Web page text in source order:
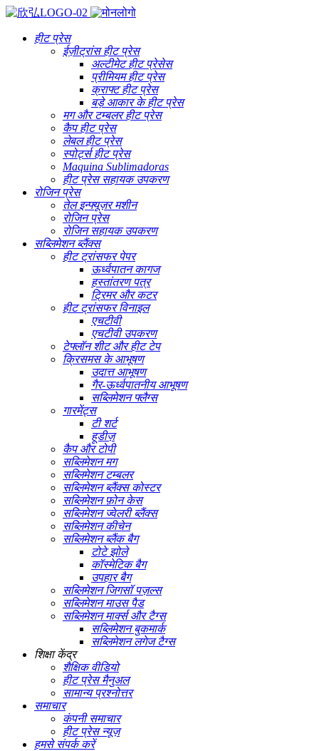
हीट प्रेस
ईज़ीट्रांस हीट प्रेस
अल्टीमेट हीट प्रेसेस
प्रीमियम हीट प्रेस
क्राफ्ट हीट प्रेस
बड़े आकार के हीट प्रेस
मग और टम्बलर हीट प्रेस
कैप हीट प्रेस
लेबल हीट प्रेस
स्पोर्ट्स हीट प्रेस
Maquina Sublimadoras
हीट प्रेस सहायक उपकरण
रोजिन प्रेस
तेल इन्फ्यूज़र मशीन
रोजिन प्रेस
रोजिन सहायक उपकरण
सब्लिमेशन ब्लैंक्स
हीट ट्रांसफर पेपर
ऊर्ध्वपातन कागज
हस्तांतरण पत्र
ट्रिमर और कटर
हीट ट्रांसफर विनाइल
एचटीवी
एचटीवी उपकरण
टेफ्लॉन शीट और हीट टेप
क्रिसमस के आभूषण
उदात्त आभूषण
गैर-ऊर्ध्वपातनीय आभूषण
सब्लिमेशन फ्लैग्स
गारमेंट्स
टी शर्ट
हूडीज़
कैप और टोपी
सब्लिमेशन मग
सब्लिमेशन टम्बलर
सब्लिमेशन ब्लैंक्स कोस्टर
सब्लिमेशन फ़ोन केस
सब्लिमेशन ज्वेलरी ब्लैंक्स
सब्लिमेशन कीचेन
सब्लिमेशन ब्लैंक बैग
टोटे झोले
कॉस्मेटिक बैग
उपहार बैग
सब्लिमेशन जिगसॉ पज़ल्स
सब्लिमेशन माउस पैड
सब्लिमेशन मार्क्स और टैग्स
सब्लिमेशन बुकमार्क
सब्लिमेशन लगेज टैग्स
शिक्षा केंद्र
शैक्षिक वीडियो
हीट प्रेस मैनुअल
सामान्य प्रश्नोत्तर
समाचार
कंपनी समाचार
हीट प्रेस न्यूज़
हमसे संपर्क करें